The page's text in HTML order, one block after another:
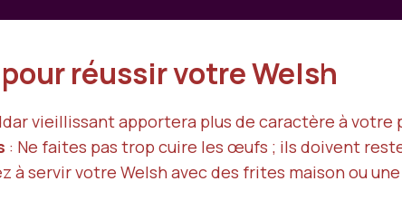
réussir votre Welsh
vieillissant apportera plus de caractère à votre
: Ne faites pas trop cuire les œufs ; ils doivent
à servir votre Welsh avec des frites maison ou